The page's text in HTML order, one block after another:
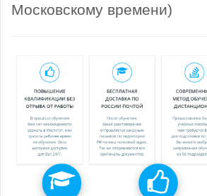
Московскому времени)